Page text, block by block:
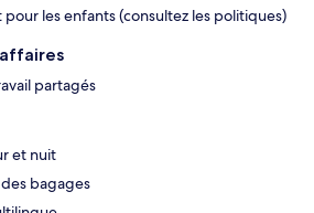
les enfants (consultez les politiques)
partagés
et nuit
bagages